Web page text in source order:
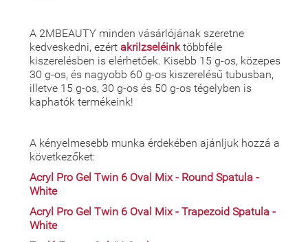
A 2MBEAUTY minden vásárlójának szeretne
kedveskedni, ezért akrilzseléinktöbbféle
kiszerelésben is elérhetőek. Kisebb 15 g-os, közepes
30 g-os, és nagyobb 60 g-os kiszerelésű tubusban,
illetve 15 g-os, 30 g-os és 50 g-os tégelyben is
kaphatók termékeink!
A kényelmesebb munka érdekében ajánljuk hozzá a
következőket:
Acryl Pro Gel Twin 6 Oval Mix - Round Spatula -
White
Acryl Pro Gel Twin 6 Oval Mix - Trapezoid Spatula -
White